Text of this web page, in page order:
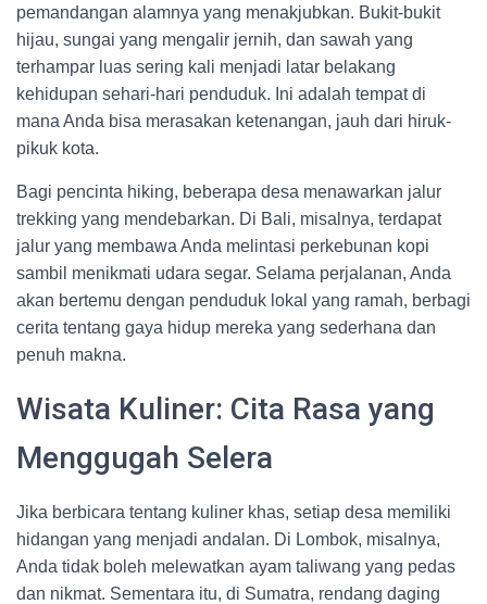
pemandangan alamnya yang menakjubkan. Bukit-bukit
hijau, sungai yang mengalir jernih, dan sawah yang
terhampar luas sering kali menjadi latar belakang
kehidupan sehari-hari penduduk. Ini adalah tempat di
mana Anda bisa merasakan ketenangan, jauh dari hiruk-
pikuk kota.
Bagi pencinta hiking, beberapa desa menawarkan jalur
trekking yang mendebarkan. Di Bali, misalnya, terdapat
jalur yang membawa Anda melintasi perkebunan kopi
sambil menikmati udara segar. Selama perjalanan, Anda
akan bertemu dengan penduduk lokal yang ramah, berbagi
cerita tentang gaya hidup mereka yang sederhana dan
penuh makna.
Wisata Kuliner: Cita Rasa yang
Menggugah Selera
Jika berbicara tentang kuliner khas, setiap desa memiliki
hidangan yang menjadi andalan. Di Lombok, misalnya,
Anda tidak boleh melewatkan ayam taliwang yang pedas
dan nikmat. Sementara itu, di Sumatra, rendang daging